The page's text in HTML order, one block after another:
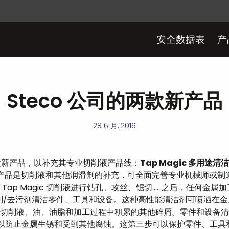
安全数据表
Steco 公司的两款新产品
28 6 月, 2016
产品，以补充其专业切削液产品线： Tap Magic 多用途清
品是切削液和其他润滑剂的补充，可全面完善专业机械师或
Magic 切削液进行钻孔、攻丝、锯切……之后，任何金属
污剂清洁零件、工具和设备。这种高性能清洁剂可喷洒在
削液、油、油脂和加工过程中积累的其他碎屑。零件和设备
止金属生锈和受到其他腐蚀。这第三步可以保护零件、工